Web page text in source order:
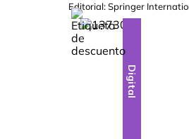
Editorial: Springer
-10%
Digital